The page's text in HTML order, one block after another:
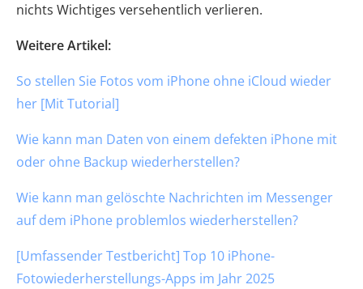
nichts Wichtiges versehentlich verlieren.
Weitere Artikel:
So stellen Sie Fotos vom iPhone ohne iCloud wieder
her [Mit Tutorial]
Wie kann man Daten von einem defekten iPhone mit
oder ohne Backup wiederherstellen?
Wie kann man gelöschte Nachrichten im Messenger
auf dem iPhone problemlos wiederherstellen?
[Umfassender Testbericht] Top 10 iPhone-
Fotowiederherstellungs-Apps im Jahr 2025